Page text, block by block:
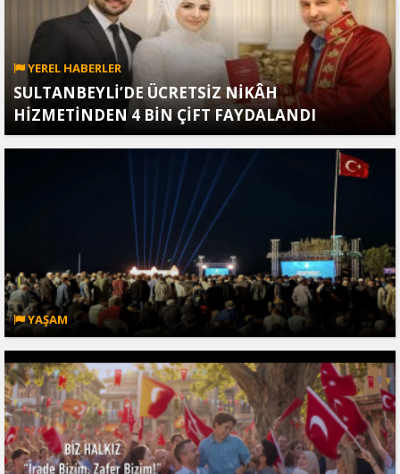
YEREL HABERLER
SULTANBEYLİ’DE ÜCRETSİZ NİKÂH
HİZMETİNDEN 4 BİN ÇİFT FAYDALANDI
YAŞAM